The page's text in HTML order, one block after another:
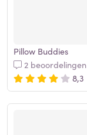
Pillow Buddies
2 beoordelingen
8,3